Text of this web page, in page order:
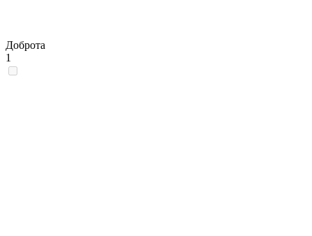
Доброта
1